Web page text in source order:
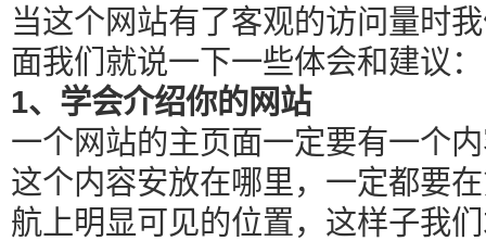
当这个网站有了客观的访问量时
面我们就说一下一些体会和建议：
1、学会介绍你的网站
一个网站的主页面一定要有一个
这个内容安放在哪里，一定都要
航上明显可见的位置，这样子我